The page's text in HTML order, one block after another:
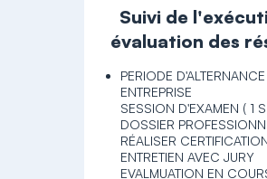
Suivi de
évaluation des
PERIODE D'ALTERNANCE
ENTREPRISE
SESSION D'EXAMEN ( 1
DOSSIER
RÉALISER
ENTRETIEN AVEC JURY
EVALMUATION EN